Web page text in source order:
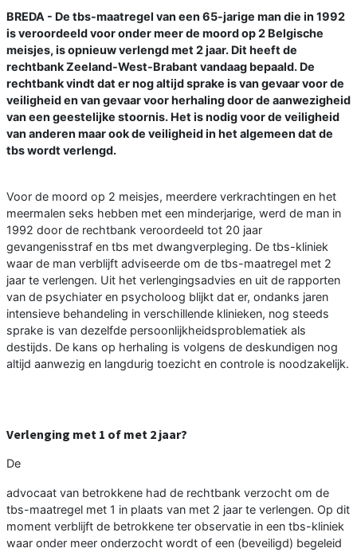
BREDA - De tbs-maatregel van een 65-jarige man die in 1992
is veroordeeld voor onder meer de moord op 2 Belgische
meisjes, is opnieuw verlengd met 2 jaar. Dit heeft de
rechtbank Zeeland-West-Brabant vandaag bepaald. De
rechtbank vindt dat er nog altijd sprake is van gevaar voor de
veiligheid en van gevaar voor herhaling door de aanwezigheid
van een geestelijke stoornis. Het is nodig voor de veiligheid
van anderen maar ook de veiligheid in het algemeen dat de
tbs wordt verlengd.
Voor de moord op 2 meisjes, meerdere verkrachtingen en het
meermalen seks hebben met een minderjarige, werd de man in
1992 door de rechtbank veroordeeld tot 20 jaar
gevangenisstraf en tbs met dwangverpleging. De tbs-kliniek
waar de man verblijft adviseerde om de tbs-maatregel met 2
jaar te verlengen. Uit het verlengingsadvies en uit de rapporten
van de psychiater en psycholoog blijkt dat er, ondanks jaren
intensieve behandeling in verschillende klinieken, nog steeds
sprake is van dezelfde persoonlijkheidsproblematiek als
destijds. De kans op herhaling is volgens de deskundigen nog
altijd aanwezig en langdurig toezicht en controle is noodzakelijk.
Verlenging met 1 of met 2 jaar?
De
advocaat van betrokkene had de rechtbank verzocht om de
tbs-maatregel met 1 in plaats van met 2 jaar te verlengen. Op dit
moment verblijft de betrokkene ter observatie in een tbs-kliniek
waar onder meer onderzocht wordt of een (beveiligd) begeleid